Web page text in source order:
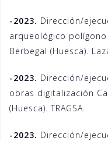
-2023. Dirección/
arqueológico
Berbegal (Huesca).
-2023. Dirección/
obras digitalización
(Huesca). TRAGSA.
-2023. Dirección/